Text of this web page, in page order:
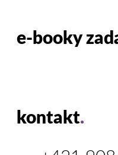
e-booky
kontakt.